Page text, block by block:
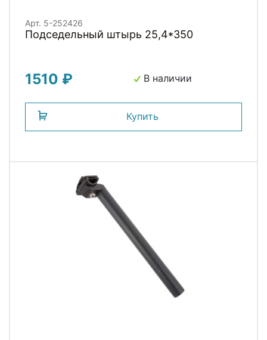
Арт. 5-252426
Подседельный штырь 25,4*350
1510 ₽ В наличии
Купить